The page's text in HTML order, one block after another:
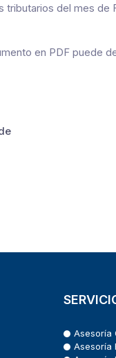
tributarios del mes de
en PDF puede
Asesoría
Asesoría